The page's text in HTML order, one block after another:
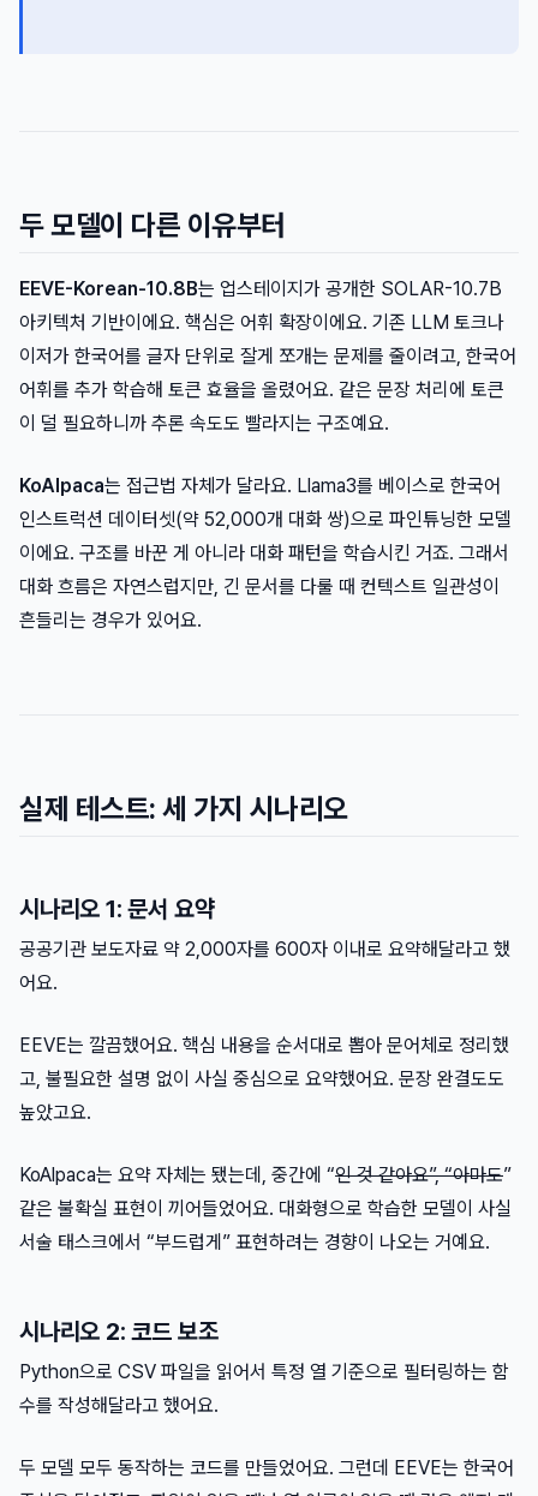
두 모델이 다른 이유부터
EEVE-Korean-10.8B는 업스테이지가 공개한 SOLAR-10.7B
아키텍처 기반이에요. 핵심은 어휘 확장이에요. 기존 LLM 토크나
이저가 한국어를 글자 단위로 잘게 쪼개는 문제를 줄이려고, 한국어
어휘를 추가 학습해 토큰 효율을 올렸어요. 같은 문장 처리에 토큰
이 덜 필요하니까 추론 속도도 빨라지는 구조예요.
KoAlpaca는 접근법 자체가 달라요. Llama3를 베이스로 한국어
인스트럭션 데이터셋(약 52,000개 대화 쌍)으로 파인튜닝한 모델
이에요. 구조를 바꾼 게 아니라 대화 패턴을 학습시킨 거죠. 그래서
대화 흐름은 자연스럽지만, 긴 문서를 다룰 때 컨텍스트 일관성이
흔들리는 경우가 있어요.
실제 테스트: 세 가지 시나리오
시나리오 1: 문서 요약
공공기관 보도자료 약 2,000자를 600자 이내로 요약해달라고 했
어요.
EEVE는 깔끔했어요. 핵심 내용을 순서대로 뽑아 문어체로 정리했
고, 불필요한 설명 없이 사실 중심으로 요약했어요. 문장 완결도도
높았고요.
KoAlpaca는 요약 자체는 됐는데, 중간에 “인 것 같아요”, “아마도”
같은 불확실 표현이 끼어들었어요. 대화형으로 학습한 모델이 사실
서술 태스크에서 “부드럽게” 표현하려는 경향이 나오는 거예요.
시나리오 2: 코드 보조
Python으로 CSV 파일을 읽어서 특정 열 기준으로 필터링하는 함
수를 작성해달라고 했어요.
두 모델 모두 동작하는 코드를 만들었어요. 그런데 EEVE는 한국어